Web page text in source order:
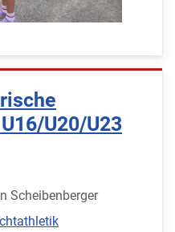
U20/U23
Scheibenberger